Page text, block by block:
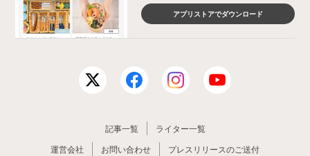
アプリストアでダウンロード
記事一覧
ライター一覧
運営会社
お問い合わせ
プレスリリースのご送付